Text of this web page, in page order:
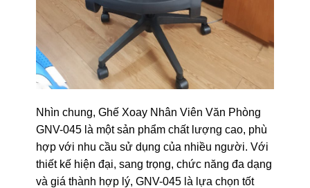
Nhìn chung, Ghế Xoay Nhân Viên Văn Phòng
GNV-045 là một sản phẩm chất lượng cao, phù
hợp với nhu cầu sử dụng của nhiều người. Với
thiết kế hiện đại, sang trọng, chức năng đa dạng
và giá thành hợp lý, GNV-045 là lựa chọn tốt